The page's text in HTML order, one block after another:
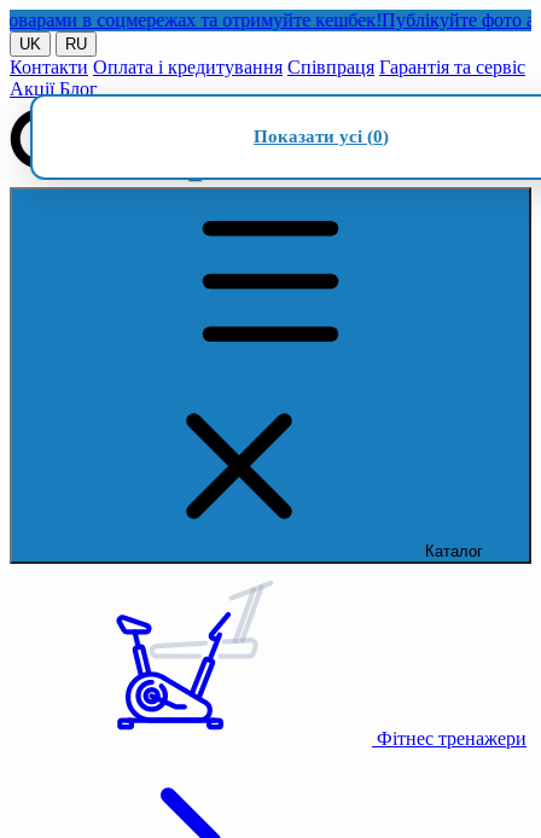
в соцмережах та отримуйте кешбек!Публікуйте фото або
UK RU
Контакти Оплата і кредитування Співпраця Гарантія та сервіс
Акції Блог
Каталог
Фітнес тренажери
Показати усі (0)